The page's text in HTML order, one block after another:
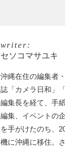
writer:
セソコマサユキ
沖縄在住の編集者
誌「カメラ日和」
編集長を経て、手
編集、イベントの
を手がけたのち、
機に沖縄に移住。